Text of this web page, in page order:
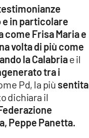
e in particolare
Frisa Maria e
volta di più come
la Calabriae il
tra i
Pd, la più sentita
dichiara il
Peppe Panetta.